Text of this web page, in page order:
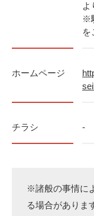
よ
※
を
ホームページ
チラシ -
※諸般の事情に
る場合がありま